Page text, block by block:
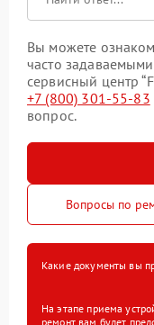
Вы можете
часто
сервисный центр
+7 (800) 301-55-83
вопрос.
Вопросы по
Какие документы вы
На этапе приема
ремонт вам будет